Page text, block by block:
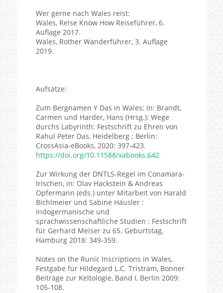
Wer gerne nach Wales reist:
Wales, Reise Know How Reiseführer, 6.
Auflage 2017.
Wales, Rother Wanderführer, 3. Auflage
2019.
Aufsätze:
Zum Bergnamen Y Das in Wales; in: Brandt,
Carmen und Harder, Hans (Hrsg.): Wege
durchs Labyrinth: Festschrift zu Ehren von
Rahul Peter Das, Heidelberg ; Berlin:
CrossAsia-eBooks, 2020: 397-423.
https://doi.org/10.11588/xabooks.642
Zur Wirkung der DNTLS-Regel im Conamara-
Irischen, in: Olav Hackstein & Andreas
Opfermann (eds.) unter Mitarbeit von Harald
Bichlmeier und Sabine Häusler :
Indogermanische und
sprachwissenschaftliche Studien : Festschrift
für Gerhard Meiser zu 65. Geburtstag,
Hamburg 2018: 349-359.
Notes on the Runic Inscriptions in Wales,
Festgabe für Hildegard L.C. Tristram, Bonner
Beiträge zur Keltologie, Band I, Berlin 2009:
105-108.